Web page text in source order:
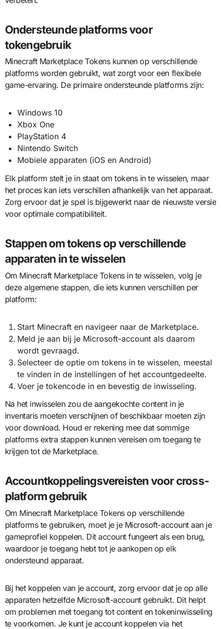
Ondersteunde platforms voor
tokengebruik
Minecraft Marketplace Tokens kunnen op verschillende
platforms worden gebruikt, wat zorgt voor een flexibele
game-ervaring. De primaire ondersteunde platforms zijn:
Windows 10
Xbox One
PlayStation 4
Nintendo Switch
Mobiele apparaten (iOS en Android)
Elk platform stelt je in staat om tokens in te wisselen, maar
het proces kan iets verschillen afhankelijk van het apparaat.
Zorg ervoor dat je spel is bijgewerkt naar de nieuwste versie
voor optimale compatibiliteit.
Stappen om tokens op verschillende
apparaten in te wisselen
Om Minecraft Marketplace Tokens in te wisselen, volg je
deze algemene stappen, die iets kunnen verschillen per
platform:
Start Minecraft en navigeer naar de Marketplace.
Meld je aan bij je Microsoft-account als daarom
wordt gevraagd.
Selecteer de optie om tokens in te wisselen, meestal
te vinden in de instellingen of het accountgedeelte.
Voer je tokencode in en bevestig de inwisseling.
Na het inwisselen zou de aangekochte content in je
inventaris moeten verschijnen of beschikbaar moeten zijn
voor download. Houd er rekening mee dat sommige
platforms extra stappen kunnen vereisen om toegang te
krijgen tot de Marketplace.
Accountkoppelingsvereisten voor cross-
platform gebruik
Om Minecraft Marketplace Tokens op verschillende
platforms te gebruiken, moet je je Microsoft-account aan je
gameprofiel koppelen. Dit account fungeert als een brug,
waardoor je toegang hebt tot je aankopen op elk
ondersteund apparaat.
Bij het koppelen van je account, zorg ervoor dat je op alle
apparaten hetzelfde Microsoft-account gebruikt. Dit helpt
om problemen met toegang tot content en tokeninwisseling
te voorkomen. Je kunt je account koppelen via het